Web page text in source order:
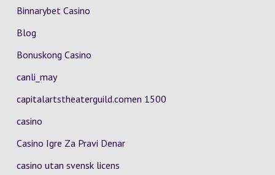
Binnarybet Casino
Blog
Bonuskong Casino
canli_may
capitalartstheaterguild.comen 1500
casino
Casino Igre Za Pravi Denar
casino utan svensk licens